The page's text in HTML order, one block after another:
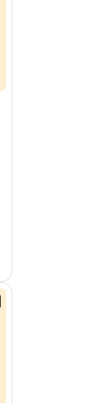
des enfants